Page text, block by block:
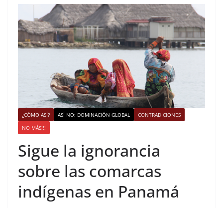
¿CÓMO ASÍ? ASÍ NO: DOMINACIÓN GLOBAL
CONTRADICIONES
NO MÁS!!!
Sigue la ignorancia
sobre las comarcas
indígenas en Panamá